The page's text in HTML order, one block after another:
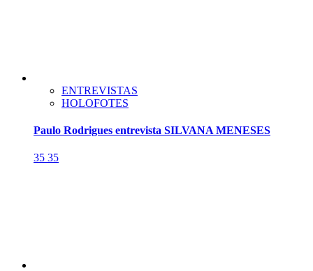
ENTREVISTAS
HOLOFOTES
Paulo Rodrigues entrevista SILVANA MENESES
35 35